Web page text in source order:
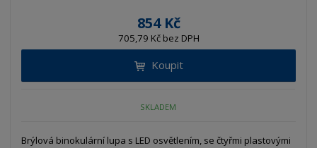
854 Kč
705,79 Kč bez DPH
Koupit
SKLADEM
Brýlová binokulární lupa s LED osvětlením, se čtyřmi plastovými